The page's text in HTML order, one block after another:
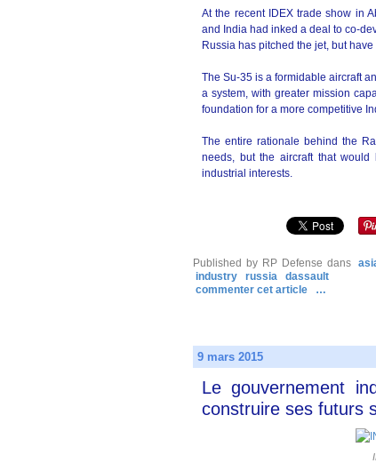
At the recent IDEX trade show in
and India had inked a deal to co-
Russia has pitched the jet, but
The Su-35 is a formidable aircraft
a system, with greater mission
foundation for a more competitive
The entire rationale behind the
needs, but the aircraft that
industrial interests.
Published by RP Defense dans
industry
russia
dassault
commenter cet article
…
9 mars 2015
Le gouvernement
construire ses futurs